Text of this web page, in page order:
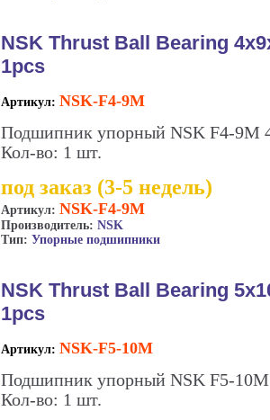
NSK Thrust Ball Bearing
1pcs
Артикул: NSK-F4-9M
Подшипник упорный NSK F4-9M
Кол-во: 1 шт.
под заказ (3-5 недель)
Артикул: NSK-F4-9M
Производитель: NSK
Тип: Упорные подшипники
NSK Thrust Ball Bearing
1pcs
Артикул: NSK-F5-10M
Подшипник упорный NSK F5-
Кол-во: 1 шт.